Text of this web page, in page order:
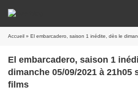
Accueil » El embarcadero, saison 1 inédite, dès le dimanche 05/
El embarcadero, saison 1
dimanche 05/09/2021 à 21h05
films